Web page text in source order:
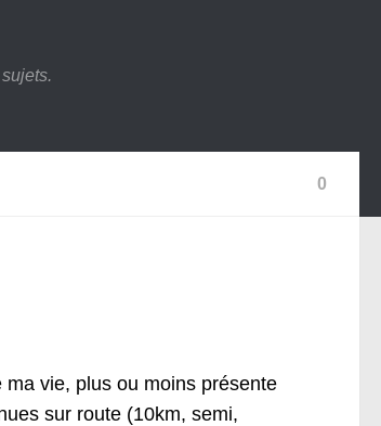
0
vie, plus ou moins présente
sur route (10km, semi,